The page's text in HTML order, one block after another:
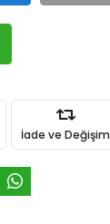
İade ve Değişim